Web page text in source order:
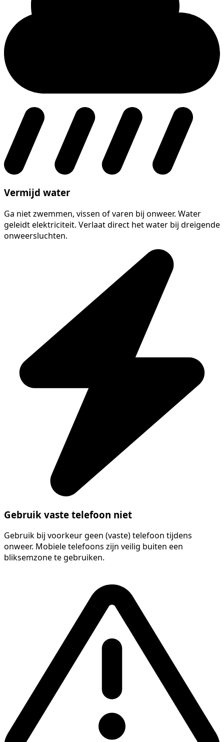
Vermijd water
Ga niet zwemmen, vissen of varen bij onweer. Water
geleidt elektriciteit. Verlaat direct het water bij dreigende
onweersluchten.
Gebruik vaste telefoon niet
Gebruik bij voorkeur geen (vaste) telefoon tijdens
onweer. Mobiele telefoons zijn veilig buiten een
bliksemzone te gebruiken.